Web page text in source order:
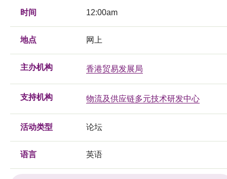
时间 12:00am
地点 网上
主办机构 香港贸易发展局
支持机构 物流及供应链多元技术研发中心
活动类型 论坛
语言 英语